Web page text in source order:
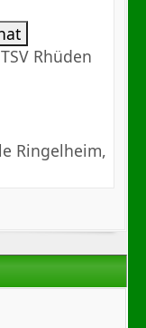
Rhüden
Ringelheim,